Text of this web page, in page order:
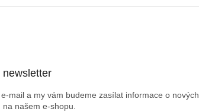
mail a my vám budeme zasílat informace o nových
na našem e-shopu.